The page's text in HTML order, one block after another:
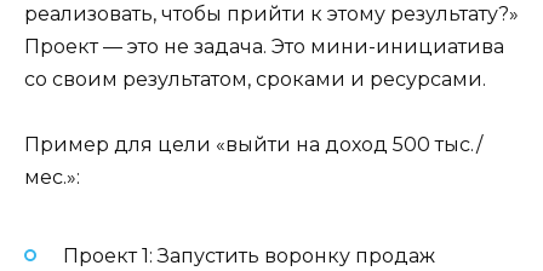
реализовать, чтобы прийти к этому результату?»
Проект — это не задача. Это мини-инициатива
со своим результатом, сроками и ресурсами.
Пример для цели «выйти на доход 500 тыс./
мес.»:
Проект 1: Запустить воронку продаж